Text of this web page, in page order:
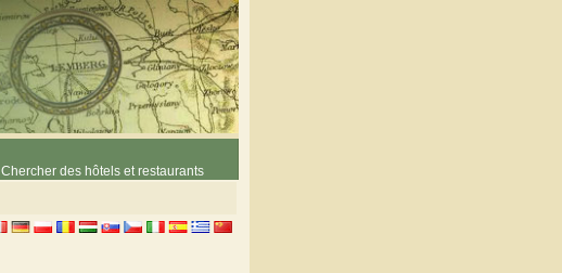
Chercher des hôtels et restaurants